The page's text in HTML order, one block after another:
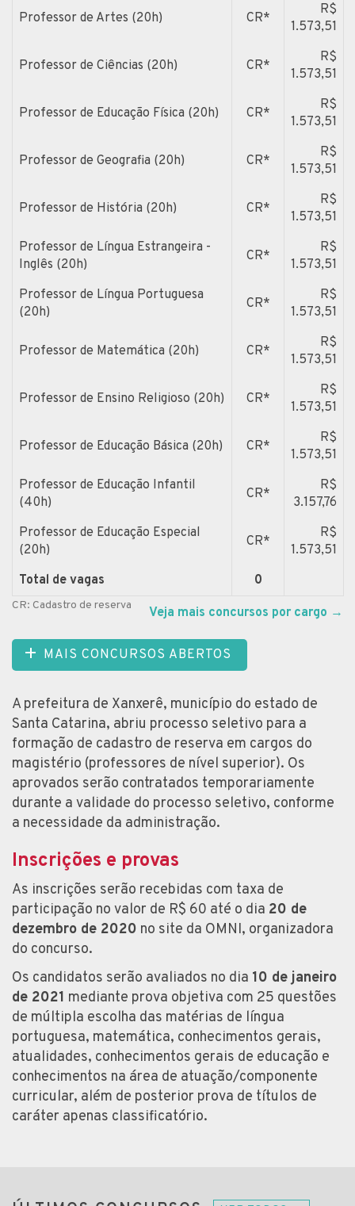
Professor de Artes (20h) CR*
R$
1.573,51
Professor de Ciências (20h) CR*
R$
1.573,51
Professor de Educação Física (20h) CR*
R$
1.573,51
Professor de Geografia (20h) CR*
R$
1.573,51
Professor de História (20h) CR*
R$
1.573,51
Professor de Língua Estrangeira -
Inglês (20h)
CR*
R$
1.573,51
Professor de Língua Portuguesa
(20h)
CR*
R$
1.573,51
Professor de Matemática (20h) CR*
R$
1.573,51
Professor de Ensino Religioso (20h) CR*
R$
1.573,51
Professor de Educação Básica (20h) CR*
R$
1.573,51
Professor de Educação Infantil
(40h)
CR*
R$
3.157,76
Professor de Educação Especial
(20h)
CR*
R$
1.573,51
Total de vagas
0
CR: Cadastro de reserva Veja mais concursos por cargo →
MAIS CONCURSOS ABERTOS
A prefeitura de Xanxerê, município do estado de
Santa Catarina, abriu processo seletivo para a
formação de cadastro de reserva em cargos do
magistério (professores de nível superior). Os
aprovados serão contratados temporariamente
durante a validade do processo seletivo, conforme
a necessidade da administração.
Inscrições e provas
As inscrições serão recebidas com taxa de
participação no valor de R$ 60 até o dia 20 de
dezembro de 2020 no site da OMNI, organizadora
do concurso.
Os candidatos serão avaliados no dia 10 de janeiro
de 2021 mediante prova objetiva com 25 questões
de múltipla escolha das matérias de língua
portuguesa, matemática, conhecimentos gerais,
atualidades, conhecimentos gerais de educação e
conhecimentos na área de atuação/componente
curricular, além de posterior prova de títulos de
caráter apenas classificatório.